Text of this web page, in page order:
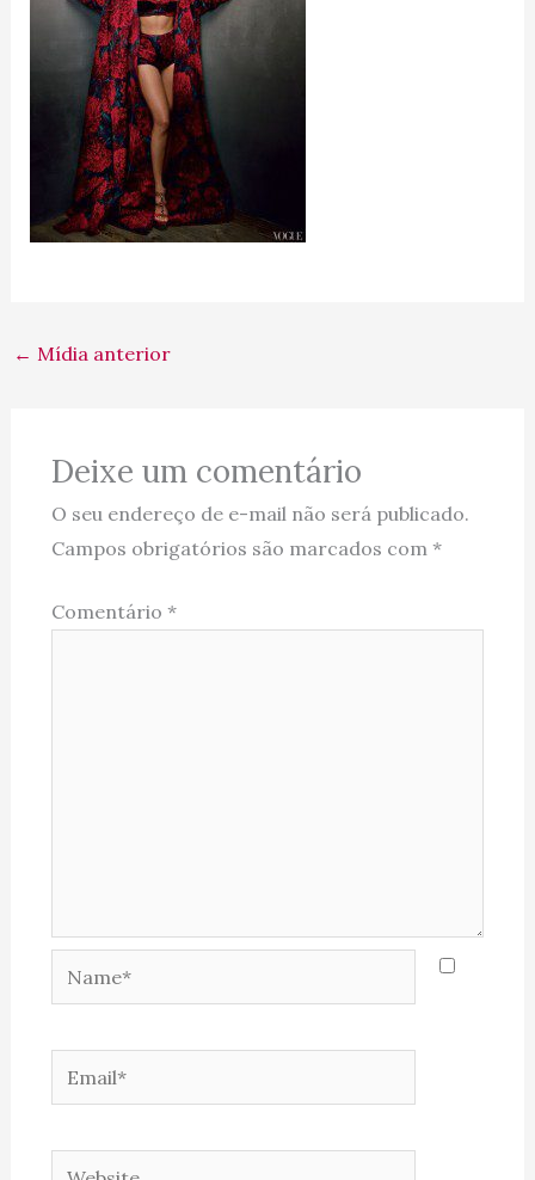
← Mídia anterior
Deixe um comentário
O seu endereço de e-mail não será publicado.
Campos obrigatórios são marcados com *
Comentário *
Name*
Email*
Website